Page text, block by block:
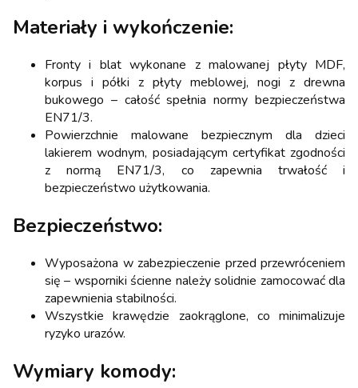
Materiały i wykończenie:
Fronty i blat wykonane z malowanej płyty MDF,
korpus i półki z płyty meblowej, nogi z drewna
bukowego – całość spełnia normy bezpieczeństwa
EN71/3.
Powierzchnie malowane bezpiecznym dla dzieci
lakierem wodnym, posiadającym certyfikat zgodności
z normą EN71/3, co zapewnia trwałość i
bezpieczeństwo użytkowania.
Bezpieczeństwo:
Wyposażona w zabezpieczenie przed przewróceniem
się – wsporniki ścienne należy solidnie zamocować dla
zapewnienia stabilności.
Wszystkie krawędzie zaokrąglone, co minimalizuje
ryzyko urazów.
Wymiary komody: